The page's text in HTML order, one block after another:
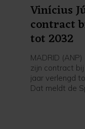
Vinícius
contract
tot 2032
MADRID
zijn contract
jaar verlengd
Dat meldt de